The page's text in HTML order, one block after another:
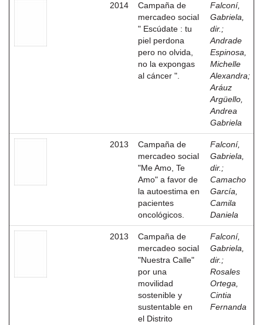
2014
Campaña de
mercadeo social
" Escúdate : tu
piel perdona
pero no olvida,
no la expongas
al cáncer ".
Falconí,
Gabriela,
dir. ;
Andrade
Espinosa,
Michelle
Alexandra;
Aráuz
Argüello,
Andrea
Gabriela
2013
Campaña de
mercadeo social
"Me Amo, Te
Amo" a favor de
la autoestima en
pacientes
oncológicos.
Falconí,
Gabriela,
dir. ;
Camacho
García,
Camila
Daniela
2013
Campaña de
mercadeo social
"Nuestra Calle"
por una
movilidad
sostenible y
sustentable en
el Distrito
Falconí,
Gabriela,
dir. ;
Rosales
Ortega,
Cintia
Fernanda